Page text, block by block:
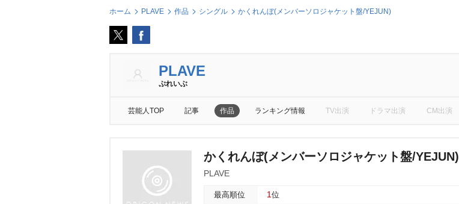
ホーム PLAVE 作品 シングル かくれんぼ(メンバーソロジャケット盤/YEJUN)
PLAVE
ぷれいぶ
芸能人TOP 記事 作品 ランキング情報 TV出演 ドラマ出演 CM出演
かくれんぼ(メンバーソロジャケット盤/YEJUN)
PLAVE
最高順位 1 位